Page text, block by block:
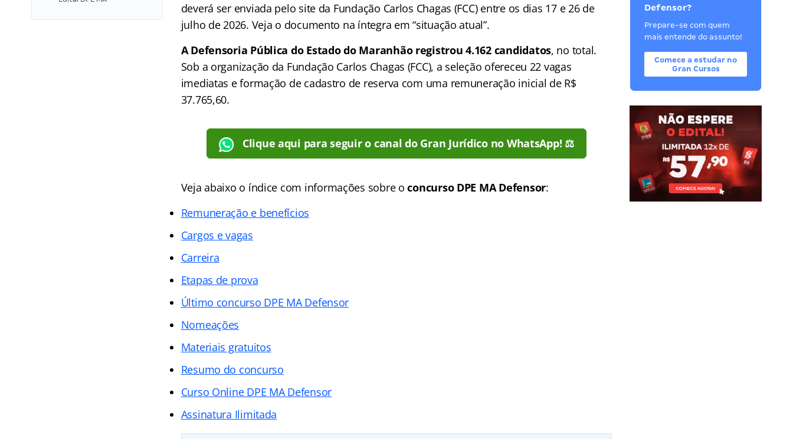
deverá ser enviada pelo site da Fundação Carlos Chagas (FCC) entre os dias 17 e 26 de
julho de 2026. Veja o documento na íntegra em “situação atual”.
A Defensoria Pública do Estado do Maranhão registrou 4.162 candidatos, no total.
Sob a organização da Fundação Carlos Chagas (FCC), a seleção ofereceu 22 vagas
imediatas e formação de cadastro de reserva com uma remuneração inicial de R$
37.765,60.
Clique aqui para seguir o canal do Gran Jurídico no WhatsApp! ⚖️
Veja abaixo o índice com informações sobre oconcurso DPE MA Defensor:
Remuneração e benefícios
Cargos e vagas
Carreira
Etapas de prova
Último concurso DPE MA Defensor
Nomeações
Materiais gratuitos
Resumo do concurso
Curso Online DPE MA Defensor
Assinatura Ilimitada
Defensor?
Prepare-se com quem
mais entende do assunto!
Comece a estudar no
Gran Cursos